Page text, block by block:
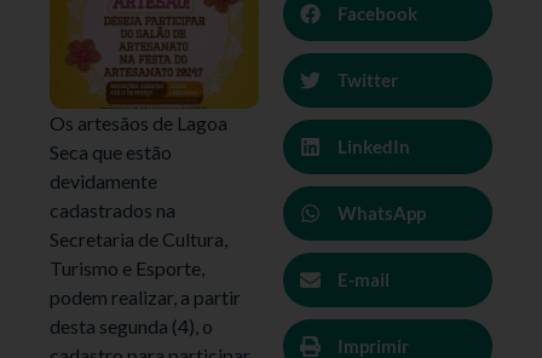
Os artesãos de Lagoa
Seca que estão
devidamente
cadastrados na
Secretaria de Cultura,
Turismo e Esporte,
podem realizar, a partir
desta segunda (4), o
Facebook
Twitter
LinkedIn
WhatsApp
E-mail
Imprimir